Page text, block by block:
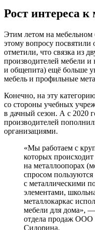
Рост интереса к
Этим летом на мебельном
этому вопросу
отметили, что связка из
производителей мебели и
и общепита) ещё больше
мебель и профильные
Конечно, на эту
со стороны учебных
в дачный сезон. А с 2020
производителей
организациями.
«Мы работаем с
которых
на металлоопорах
спросом
с металлическими
элементами,
металлокаркас
мебели для дома», —
отдела продаж
Сидорина.